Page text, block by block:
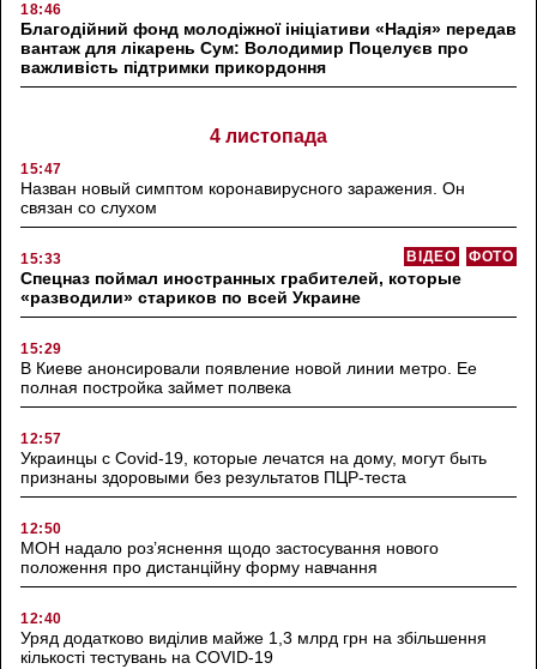
18:46
Благодійний фонд молодіжної ініціативи «Надія» передав
вантаж для лікарень Сум: Володимир Поцелуєв про
важливість підтримки прикордоння
4 листопада
15:47
Назван новый симптом коронавирусного заражения. Он
связан со слухом
15:33 ФОТО
ВІДЕО
Спецназ поймал иностранных грабителей, которые
«разводили» стариков по всей Украине
15:29
В Киеве анонсировали появление новой линии метро. Ее
полная постройка займет полвека
12:57
Украинцы с Covid-19, которые лечатся на дому, могут быть
признаны здоровыми без результатов ПЦР-теста
12:50
МОН надало роз’яснення щодо застосування нового
положення про дистанційну форму навчання
12:40
Уряд додатково виділив майже 1,3 млрд грн на збільшення
кількості тестувань на COVID-19